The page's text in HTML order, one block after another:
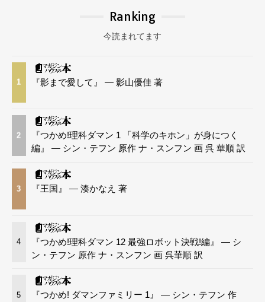
Ranking
今読まれてます
1 『影まで愛して』 — 影山優佳 著
2
『つかめ!理科ダマン 1 「科学のキホン」が身につく
編』 — シン・テフン 原作 ナ・スンフン 画 呉 華順 訳
3 『王国』 — 湊かなえ 著
4
『つかめ!理科ダマン 12 最強ロボット決戦!編』 — シ
ン・テフン 原作 ナ・スンフン 画 呉華順 訳
5
『つかめ! ダマンファミリー 1』 — シン・テフン 作